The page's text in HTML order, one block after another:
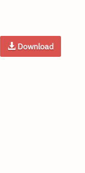
Download